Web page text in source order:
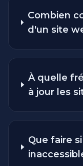
Combien
d'un site
À quelle
à jour les
Que faire